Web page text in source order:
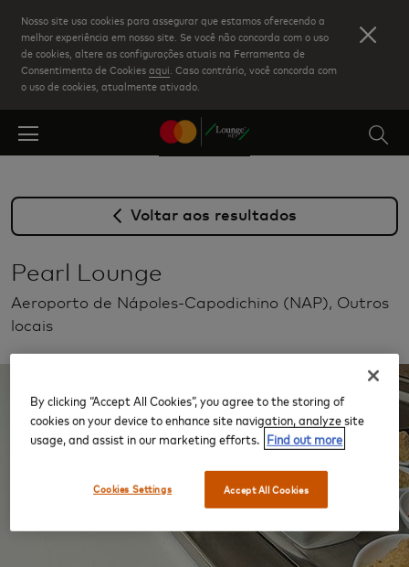
Skip
to
main
content
Nosso site usa cookies para assegurar que estamos oferecendo a
melhor experiência em nosso site. Se você não concorda com o uso
de cookies, altere as configurações atuais na Ferramenta de
Consentimento de Cookiesaqui . Caso contrário, você concorda com
o uso de cookies, atualmente ativado.
Voltar aos resultados
Pearl Lounge
Aeroporto de Nápoles-Capodichino (NAP), Outros
locais
By clicking “Accept All Cookies”, you agree to the storing of
cookies on your device to enhance site navigation, analyze site
usage, and assist in our marketing efforts. Find out more
Accept All Cookies
Cookies Settings